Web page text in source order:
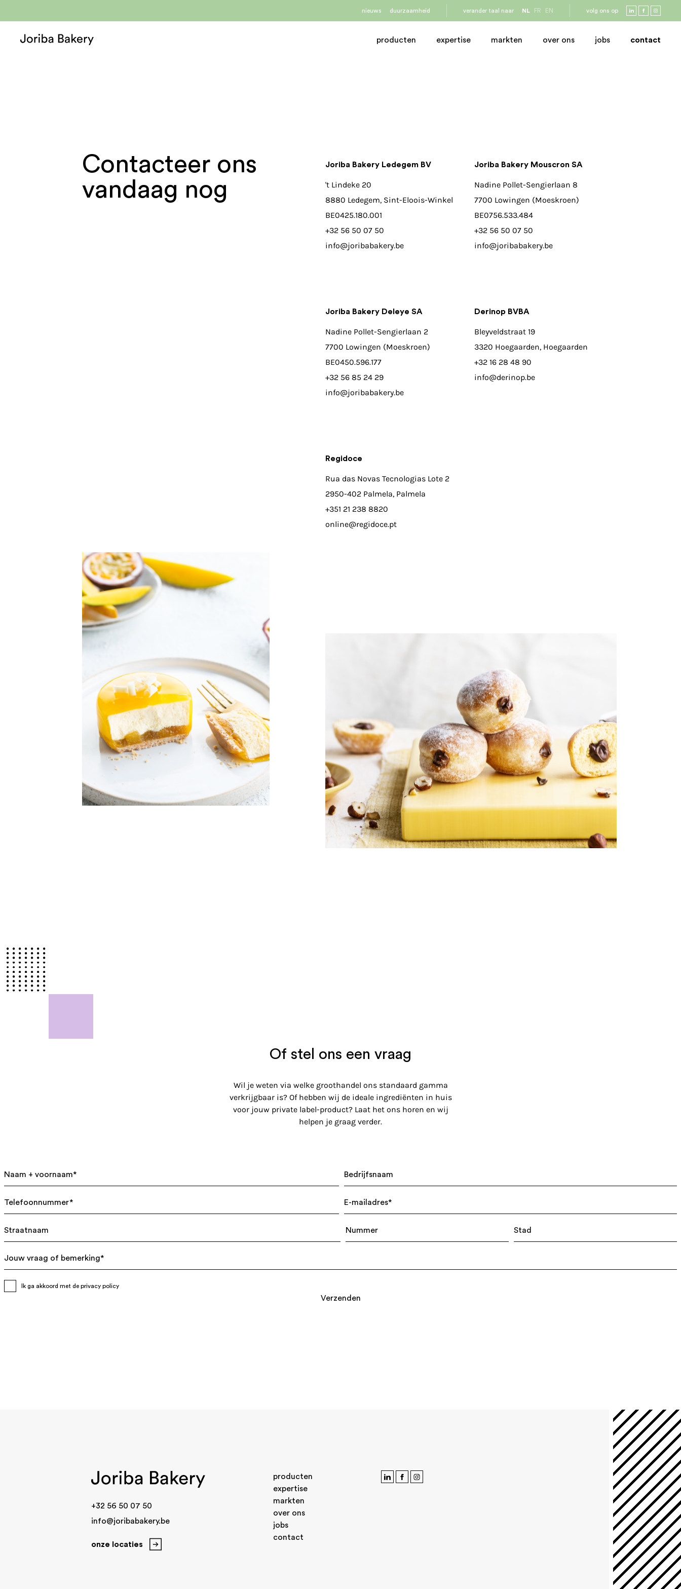
nieuws duurzaamheid verander taal naar NL FR EN volg ons op
producten expertise markten over ons jobs contact
Contacteer ons
vandaag nog
Joriba Bakery Ledegem BV
't Lindeke 20
8880 Ledegem, Sint-Eloois-Winkel
BE0425.180.001
+32 56 50 07 50
info@joribabakery.be
Joriba Bakery Mouscron SA
Nadine Pollet-Sengierlaan 8
7700 Lowingen (Moeskroen)
BE0756.533.484
+32 56 50 07 50
info@joribabakery.be
Joriba Bakery Deleye SA
Nadine Pollet-Sengierlaan 2
7700 Lowingen (Moeskroen)
BE0450.596.177
+32 56 85 24 29
info@joribabakery.be
Derinop BVBA
Bleyveldstraat 19
3320 Hoegaarden, Hoegaarden
+32 16 28 48 90
info@derinop.be
Regidoce
Rua das Novas Tecnologias Lote 2
2950-402 Palmela, Palmela
+351 21 238 8820
online@regidoce.pt
Of stel ons een vraag
Wil je weten via welke groothandel ons standaard gamma
verkrijgbaar is? Of hebben wij de ideale ingrediënten in huis
voor jouw private label-product? Laat het ons horen en wij
helpen je graag verder.
Ik ga akkoord met de privacy policy
Verzenden
+32 56 50 07 50
info@joribabakery.be
onze locaties
producten
expertise
markten
over ons
jobs
contact